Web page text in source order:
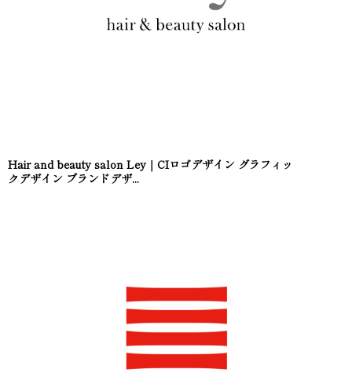
Hair and beauty salon Ley｜CIロゴデザイン グラフィッ
クデザイン ブランドデザ...